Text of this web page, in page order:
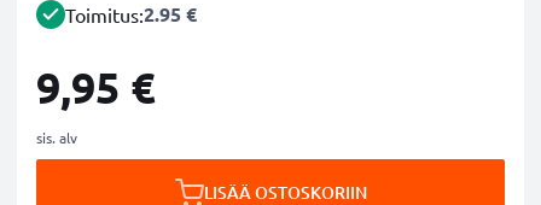
Toimitus:2.95 €
9,95 €
sis. alv
LISÄÄ OSTOSKORIIN